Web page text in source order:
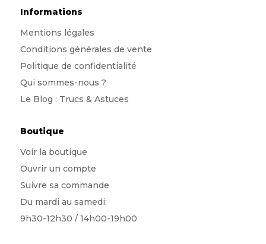
Informations
Mentions légales
Conditions générales de vente
Politique de confidentialité
Qui sommes-nous ?
Le Blog : Trucs & Astuces
Boutique
Voir la boutique
Ouvrir un compte
Suivre sa commande
Du mardi au samedi:
9h30-12h30 / 14h00-19h00